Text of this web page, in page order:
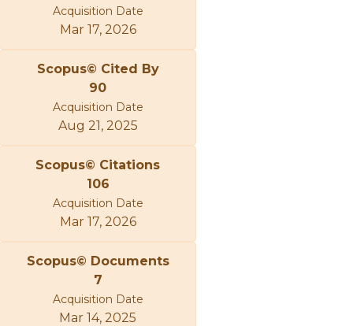
Acquisition Date
Mar 17, 2026
Scopus© Cited By
90
Acquisition Date
Aug 21, 2025
Scopus© Citations
106
Acquisition Date
Mar 17, 2026
Scopus© Documents
7
Acquisition Date
Mar 14, 2025